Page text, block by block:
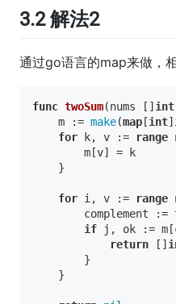
3.2 解法2
通过go语言的map来做，
func twoSum(nums []int
    m :=
make(map[int]
for k, v := range
        m[v] = k
    }
for i, v := range
complement :=
if j, ok :=
return []
        }
    }